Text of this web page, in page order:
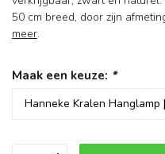
50 cm breed, door zijn
meer.
Maak een keuze: *